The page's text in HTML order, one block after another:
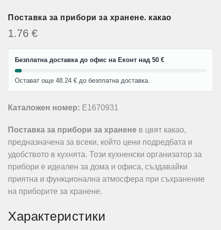
Поставка за прибори за хранене. какао
1.76 €
Безплатна доставка до офис на Еконт над 50 €
Остават още 48.24 € до безплатна доставка.
Каталожен номер: E1670931
Поставка за прибори за хранене в цвят какао,
предназначена за всеки, който цени подредбата и
удобството в кухнята. Този кухненски организатор за
прибори е идеален за дома и офиса, създавайки
приятна и функционална атмосфера при съхранение
на приборите за хранене.
Характеристики